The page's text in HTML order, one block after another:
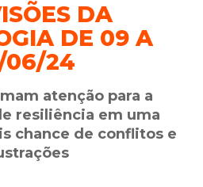
DA
DE 09 A
06/24
atenção para a
resiliência em uma
chance de conflitos e